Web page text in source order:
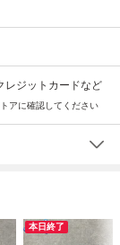
レジットカードなど
アに確認してください
本日終了